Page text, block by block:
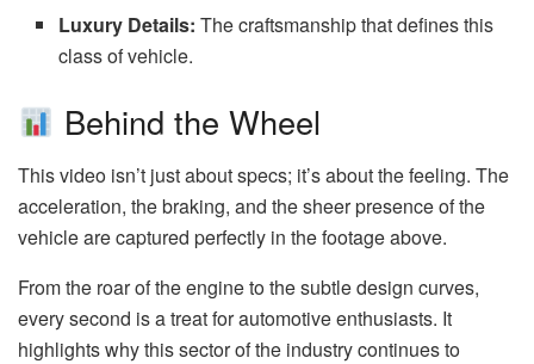
Luxury Details: The craftsmanship that defines this
class of vehicle.
Behind the Wheel
This video isn’t just about specs; it’s about the feeling. The
acceleration, the braking, and the sheer presence of the
vehicle are captured perfectly in the footage above.
From the roar of the engine to the subtle design curves,
every second is a treat for automotive enthusiasts. It
highlights why this sector of the industry continues to